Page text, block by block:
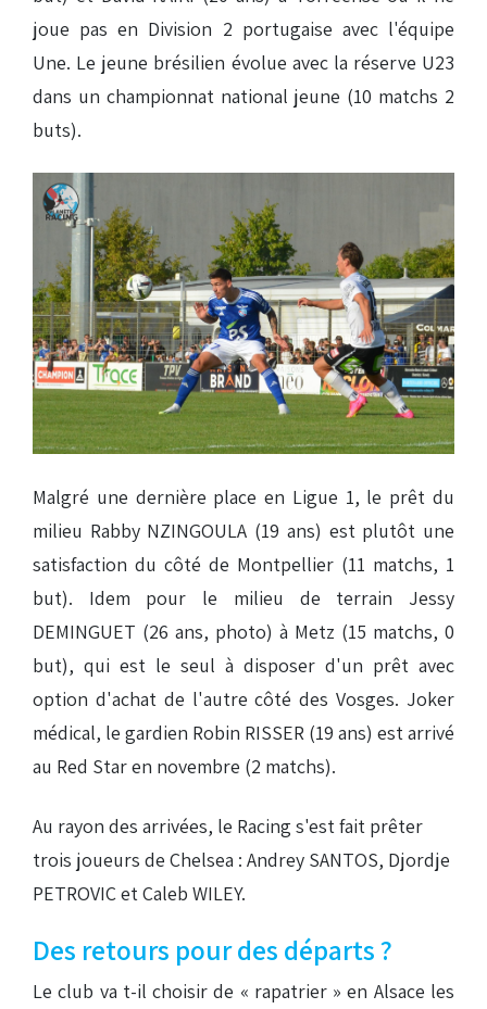
joue pas en Division 2 portugaise avec l'équipe
Une. Le jeune brésilien évolue avec la réserve U23
dans un championnat national jeune (10 matchs 2
buts).
Malgré une dernière place en Ligue 1, le prêt du
milieu Rabby NZINGOULA (19 ans) est plutôt une
satisfaction du côté de Montpellier (11 matchs, 1
but). Idem pour le milieu de terrain Jessy
DEMINGUET (26 ans, photo) à Metz (15 matchs, 0
but), qui est le seul à disposer d'un prêt avec
option d'achat de l'autre côté des Vosges. Joker
médical, le gardien Robin RISSER (19 ans) est arrivé
au Red Star en novembre (2 matchs).
Au rayon des arrivées, le Racing s'est fait prêter
trois joueurs de Chelsea : Andrey SANTOS, Djordje
PETROVIC et Caleb WILEY.
Des retours pour des départs ?
Le club va t-il choisir de « rapatrier » en Alsace les